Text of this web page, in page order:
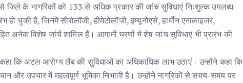
से जिले के नागरिकों को 133 से अधिक प्रकार की जांच सुविधाएं निःशुल्क उपलब्ध
चुकी हैं, जिनमें सीरोलॉजी, हीमेटोलॉजी, इम्यूनोएसे, हार्माेन एनालाइजर,
अनेक विशेष जांचें शामिल हैं। आगामी चरणों में शेष जांच सुविधाएं भी प्रारंभ की
कि अटल आरोग्य लैब की सुविधाओं का अधिकाधिक लाभ उठाएं। उन्होंने कहा कि
और उपचार में महत्वपूर्ण भूमिका निभाती है। उन्होंने नागरिकों से समय-समय पर